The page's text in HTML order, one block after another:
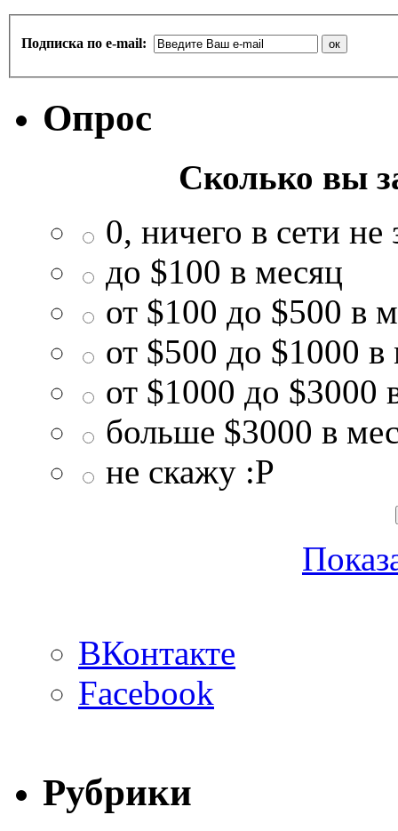
Подписка по e-mail:
Опрос
Сколько вы
0, ничего в сети не
до $100 в месяц
от $100 до $500 в
от $500 до $1000 в
от $1000 до $3000
больше $3000 в
не скажу :P
ВКонтакте
Facebook
Рубрики